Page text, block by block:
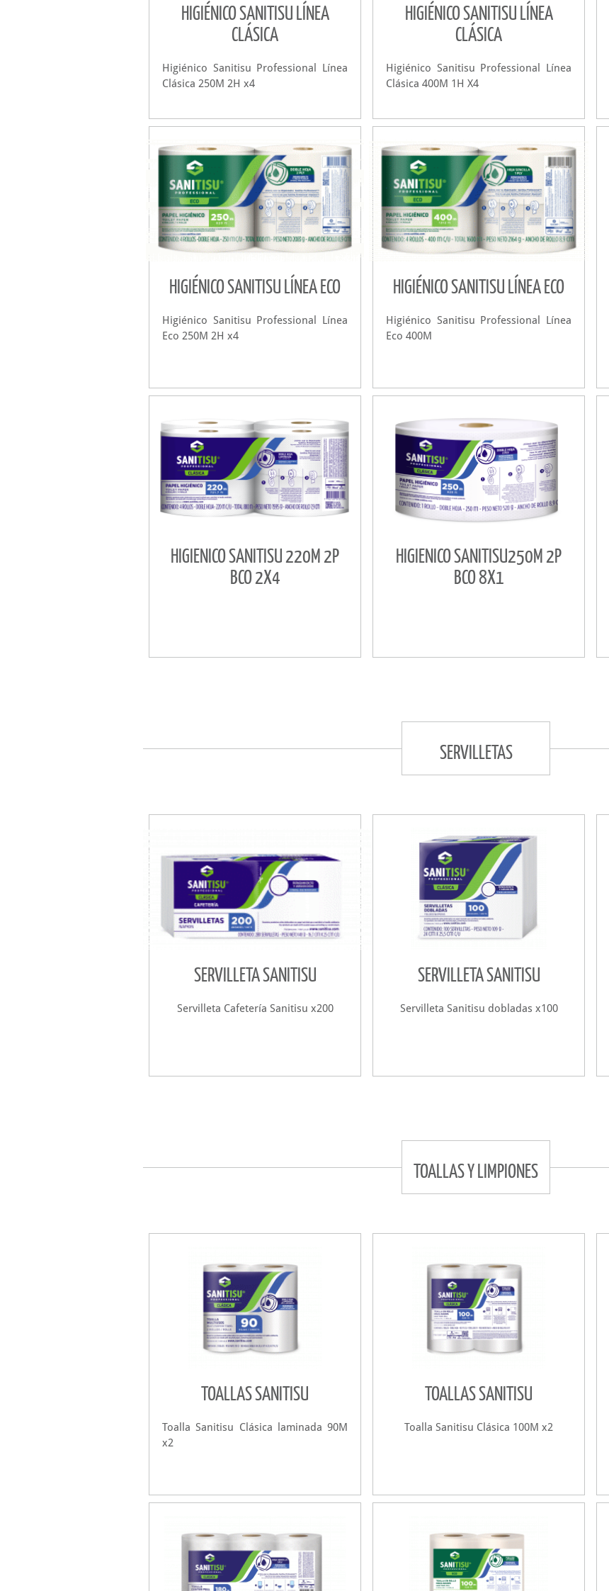
HIGIÉNICO SANITISU LÍNEA
CLÁSICA
Higiénico Sanitisu Professional Línea
Clásica 250M 2H x4
HIGIÉNICO SANITISU LÍNEA
CLÁSICA
Higiénico Sanitisu Professional Línea
Clásica 400M 1H X4
HIGIÉNICO SANITISU LÍNEA ECO
Higiénico Sanitisu Professional Línea
Eco 250M 2H x4
HIGIÉNICO SANITISU LÍNEA ECO
Higiénico Sanitisu Professional Línea
Eco 400M
HIGIENICO SANITISU 220M 2P
BCO 2X4
HIGIENICO SANITISU250M 2P
BCO 8X1
SERVILLETAS
SERVILLETA SANITISU
Servilleta Cafetería Sanitisu x200
SERVILLETA SANITISU
Servilleta Sanitisu dobladas x100
TOALLAS Y LIMPIONES
TOALLAS SANITISU
Toalla Sanitisu Clásica laminada 90M
x2
TOALLAS SANITISU
Toalla Sanitisu Clásica 100M x2